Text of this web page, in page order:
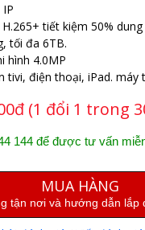
tiết kiệm 50%
tối đa 6TB.
hình 4.0MP
tivi, điện thoại, iPad. máy
(1 đổi 1 trong
144 để được tư vấn
MUA HÀNG
tận nơi và hướng dẫn lắp